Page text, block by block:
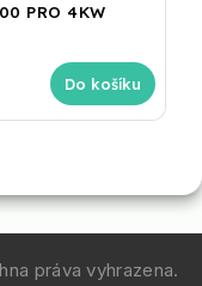
PRO 4KW
Do košíku
práva vyhrazena.